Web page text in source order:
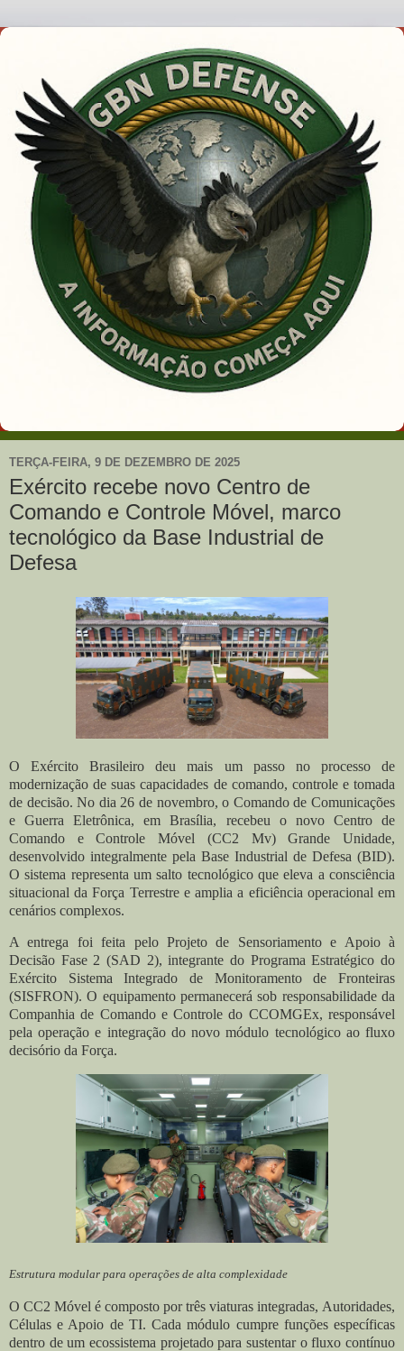
TERÇA-FEIRA, 9 DE DEZEMBRO DE 2025
Exército recebe novo Centro de
Comando e Controle Móvel, marco
tecnológico da Base Industrial de
Defesa
O Exército Brasileiro deu mais um passo no processo de
modernização de suas capacidades de comando, controle e tomada
de decisão. No dia 26 de novembro, o Comando de Comunicações
e Guerra Eletrônica, em Brasília, recebeu o novo Centro de
Comando e Controle Móvel (CC2 Mv) Grande Unidade,
desenvolvido integralmente pela Base Industrial de Defesa (BID).
O sistema representa um salto tecnológico que eleva a consciência
situacional da Força Terrestre e amplia a eficiência operacional em
cenários complexos.
A entrega foi feita pelo Projeto de Sensoriamento e Apoio à
Decisão Fase 2 (SAD 2), integrante do Programa Estratégico do
Exército Sistema Integrado de Monitoramento de Fronteiras
(SISFRON). O equipamento permanecerá sob responsabilidade da
Companhia de Comando e Controle do CCOMGEx, responsável
pela operação e integração do novo módulo tecnológico ao fluxo
decisório da Força.
Estrutura modular para operações de alta complexidade
O CC2 Móvel é composto por três viaturas integradas, Autoridades,
Células e Apoio de TI. Cada módulo cumpre funções específicas
dentro de um ecossistema projetado para sustentar o fluxo contínuo